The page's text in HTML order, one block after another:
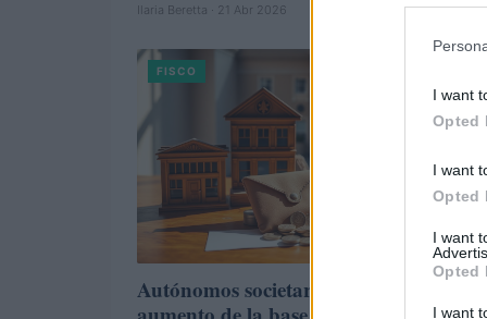
I want
Opted
I want
Opted
I want
Opted
I want
Ilaria Beretta · 21 Abr 2026
FISCO
Autónomos societarios y colaboradores: